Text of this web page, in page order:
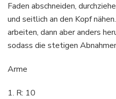
Faden abschneiden,
und seitlich an den Kopf
arbeiten, dann aber anders
sodass die stetigen
Arme
1. R: 10